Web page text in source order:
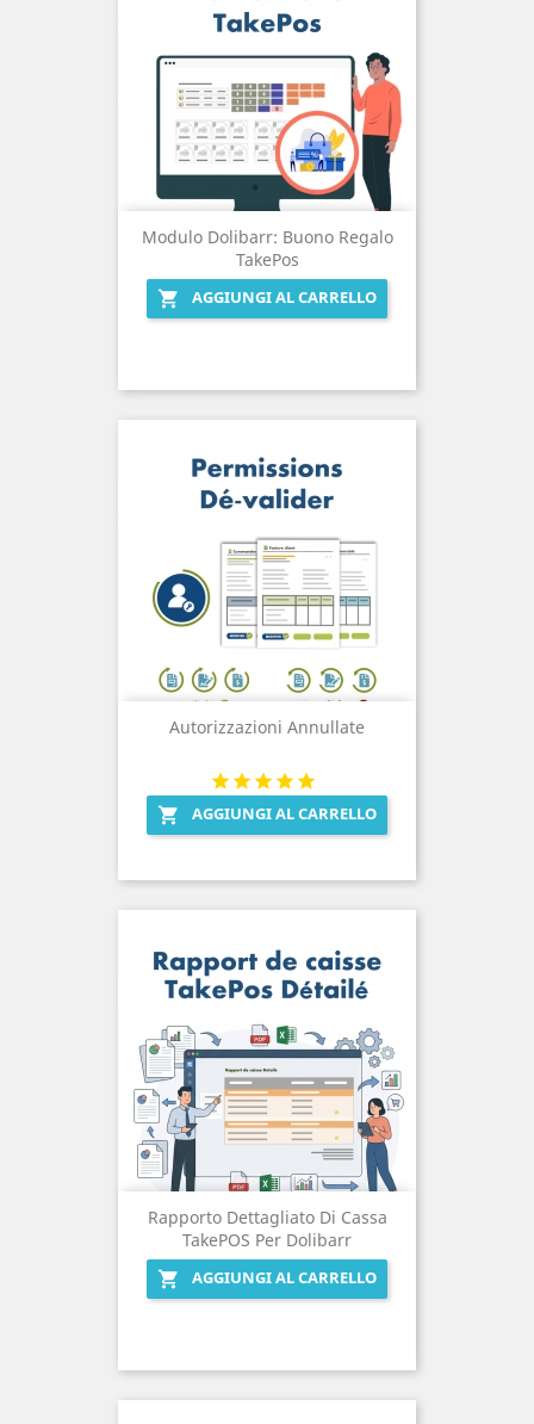
Modulo Dolibarr: Buono Regalo
TakePos

AGGIUNGI AL CARRELLO
Autorizzazioni Annullate
 AGGIUNGI AL CARRELLO
Rapporto Dettagliato Di Cassa
TakePOS Per Dolibarr

AGGIUNGI AL CARRELLO